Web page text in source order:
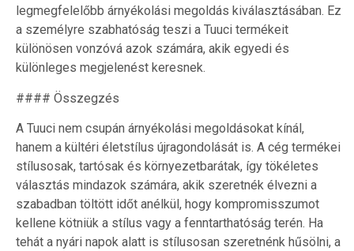
legmegfelelőbb árnyékolási megoldás kiválasztásában. Ez
a személyre szabhatóság teszi a Tuuci termékeit
különösen vonzóvá azok számára, akik egyedi és
különleges megjelenést keresnek.
#### Összegzés
A Tuuci nem csupán árnyékolási megoldásokat kínál,
hanem a kültéri életstílus újragondolását is. A cég termékei
stílusosak, tartósak és környezetbarátak, így tökéletes
választás mindazok számára, akik szeretnék élvezni a
szabadban töltött időt anélkül, hogy kompromisszumot
kellene kötniük a stílus vagy a fenntarthatóság terén. Ha
tehát a nyári napok alatt is stílusosan szeretnénk hűsölni, a